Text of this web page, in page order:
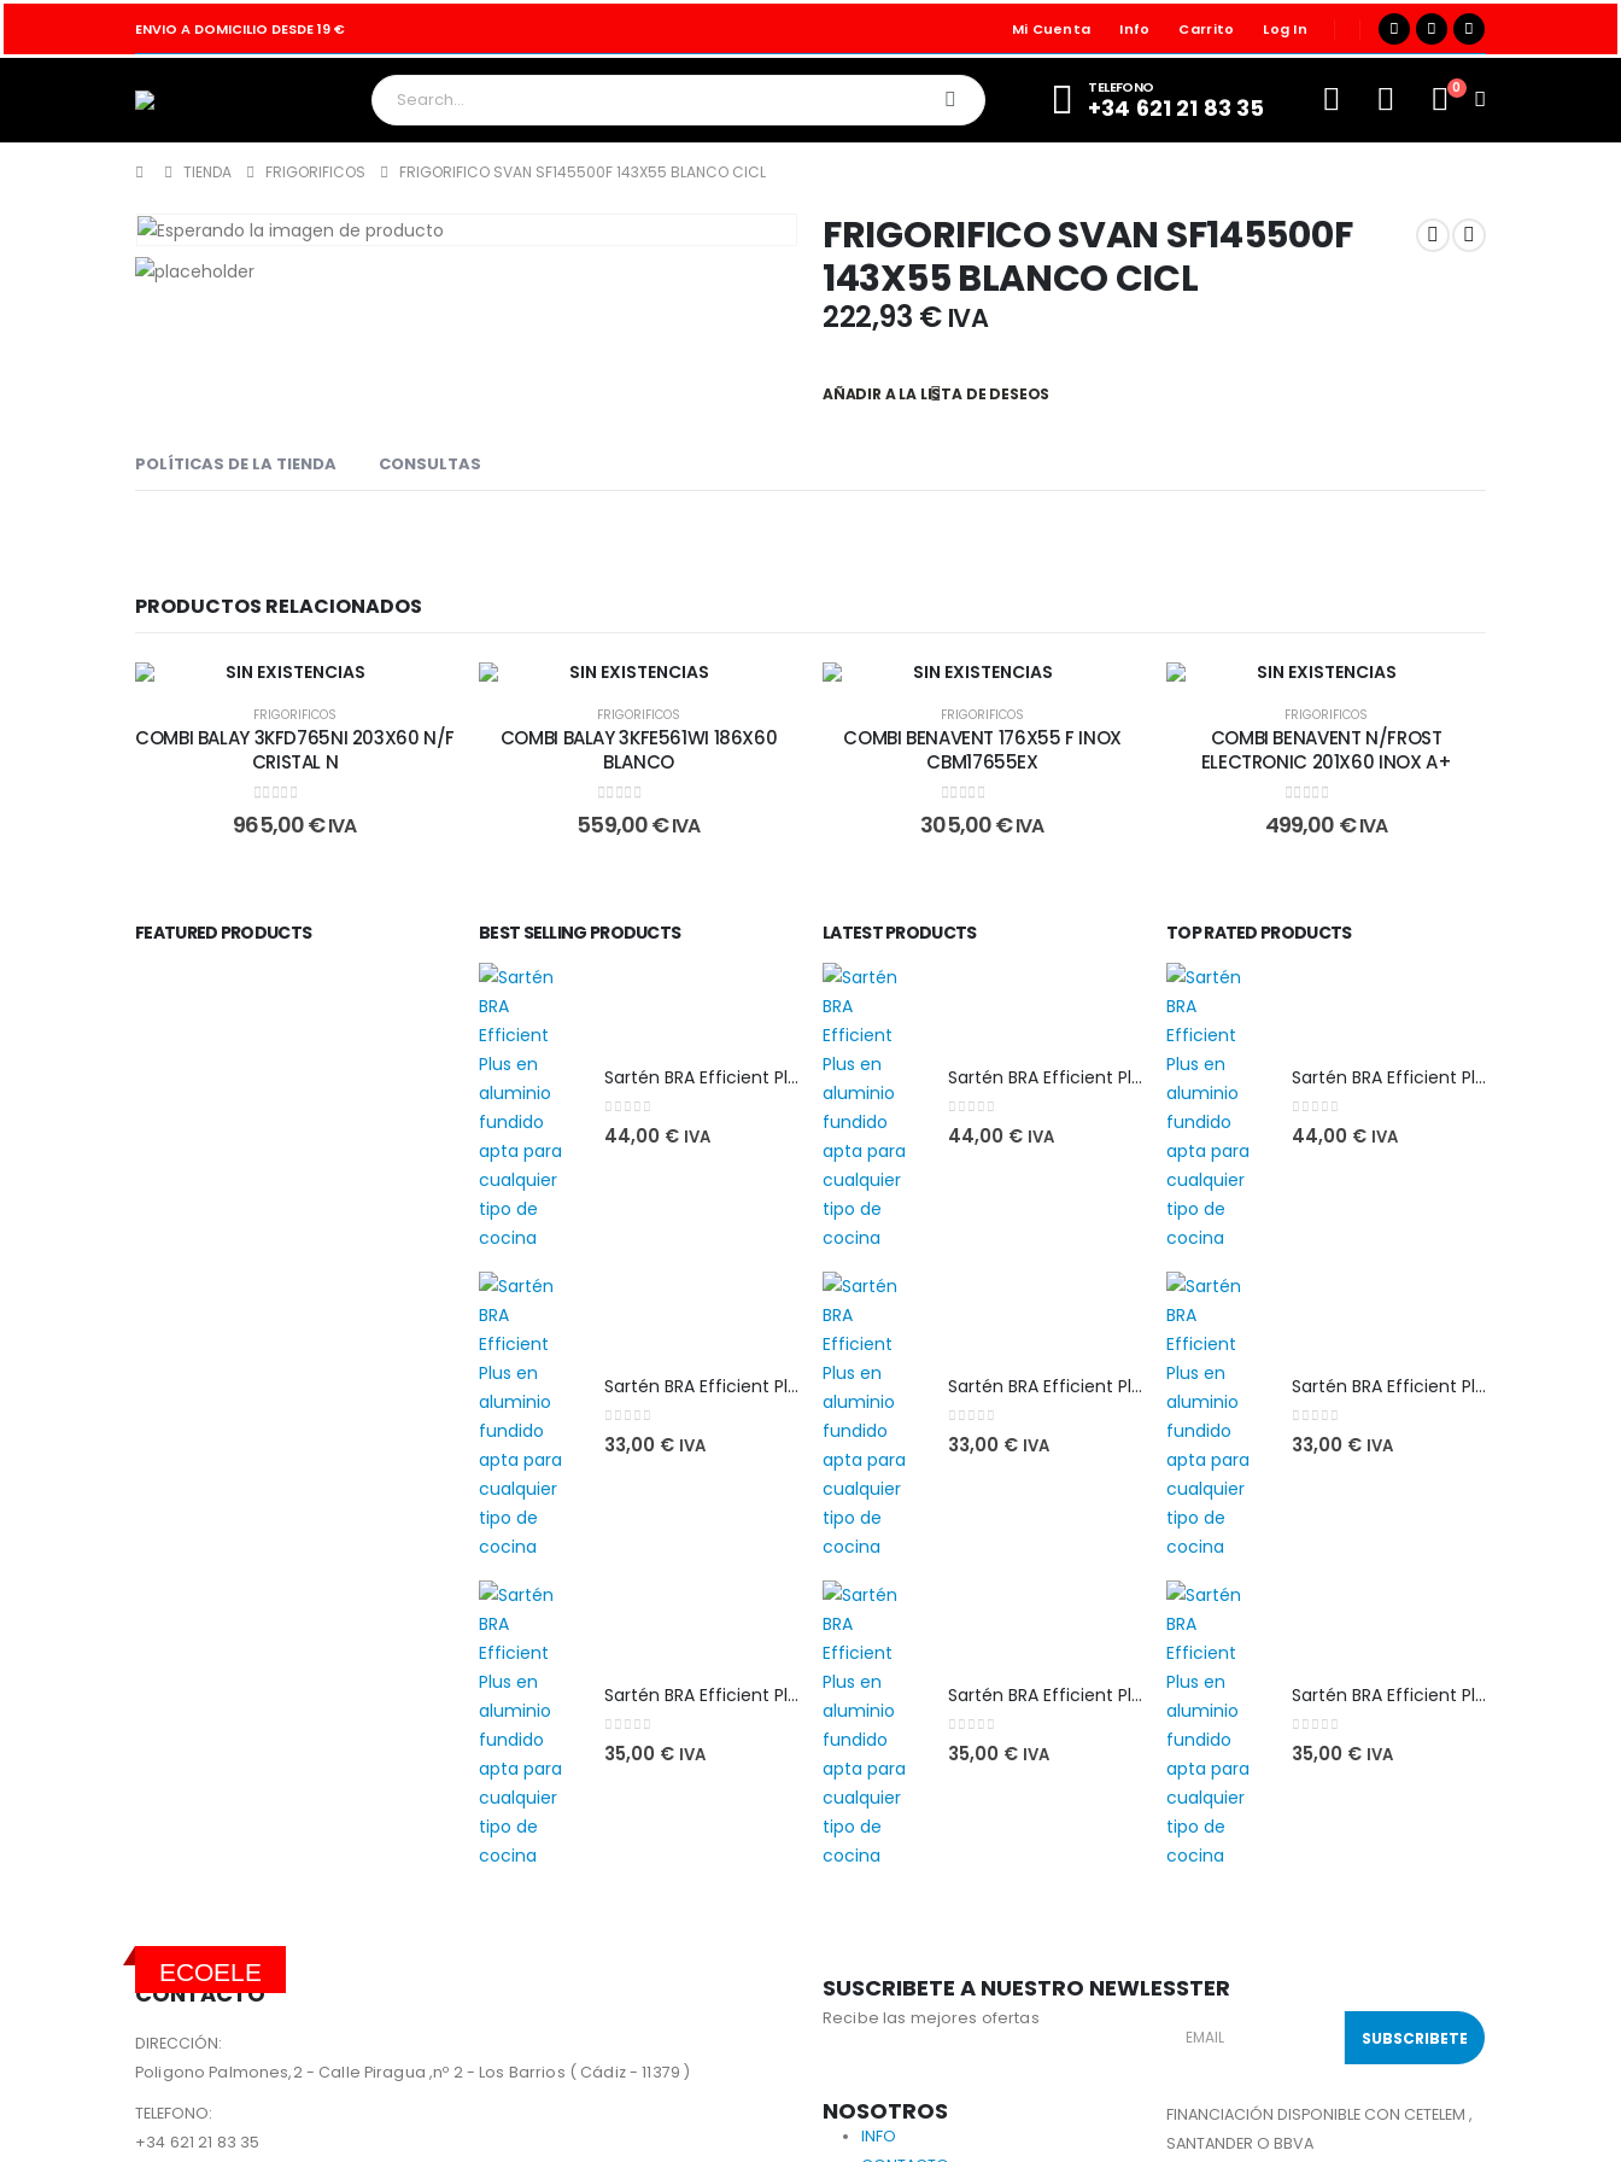
ENVIO A DOMICILIO DESDE 19 € Mi Cuenta Info Carrito Log In
TELEFONO
+34 621 21 83 35
0
TIENDA FRIGORIFICOS FRIGORIFICO SVAN SF145500F 143X55 BLANCO CICL
FRIGORIFICO SVAN SF145500F
143X55 BLANCO CICL
222,93 € IVA
AÑADIR A LA LISTA DE DESEOS
POLÍTICAS DE LA TIENDA CONSULTAS
PRODUCTOS RELACIONADOS
SIN EXISTENCIAS
FRIGORIFICOS
COMBI BALAY 3KFD765NI 203X60 N/F
CRISTAL N
0 out of 5
965,00€IVA
SIN EXISTENCIAS
FRIGORIFICOS
COMBI BALAY 3KFE561WI 186X60
BLANCO
0 out of 5
559,00€IVA
SIN EXISTENCIAS
FRIGORIFICOS
COMBI BENAVENT 176X55 F INOX
CBM17655EX
0 out of 5
305,00€IVA
SIN EXISTENCIAS
FRIGORIFICOS
COMBI BENAVENT N/FROST
ELECTRONIC 201X60 INOX A+
0out of 5
499,00 €IVA
FEATURED PRODUCTS BEST SELLING PRODUCTS
Sartén BRA Efficient Plus 30 cm en aluminio fundido apta para cualquier tipo de cocina
0out of 5
44,00 € IVA
Sartén BRA Efficient Plus 26 cm en aluminio fundido apta para cualquier tipo de cocina
0 out of 5
33,00 € IVA
Sartén BRA Efficient Plus 28 cm en aluminio fundido apta para cualquier tipo de cocina
0 out of 5
35,00 € IVA
LATEST PRODUCTS
Sartén BRA Efficient Plus 30 cm en aluminio fundido apta para cualquier tipo de cocina
0out of 5
44,00 € IVA
Sartén BRA Efficient Plus 26 cm en aluminio fundido apta para cualquier tipo de cocina
0 out of 5
33,00 € IVA
Sartén BRA Efficient Plus 28 cm en aluminio fundido apta para cualquier tipo de cocina
0 out of 5
35,00 € IVA
TOP RATED PRODUCTS
Sartén BRA Efficient Plus 30 cm en aluminio fundido apta para cualquier tipo de cocina
0out of 5
44,00 € IVA
Sartén BRA Efficient Plus 26 cm en aluminio fundido apta para cualquier tipo de cocina
0 out of 5
33,00 € IVA
Sartén BRA Efficient Plus 28 cm en aluminio fundido apta para cualquier tipo de cocina
0 out of 5
35,00 € IVA
ECOELE
CONTACTO
DIRECCIÓN:
Poligono Palmones,2 - Calle Piragua ,nº 2 - Los Barrios ( Cádiz - 11379 )
TELEFONO:
+34 621 21 83 35
SUSCRIBETE A NUESTRO NEWLESSTER
Recibe las mejores ofertas
NOSOTROS
INFO
FINANCIACIÓN DISPONIBLE CON CETELEM ,
SANTANDER O BBVA